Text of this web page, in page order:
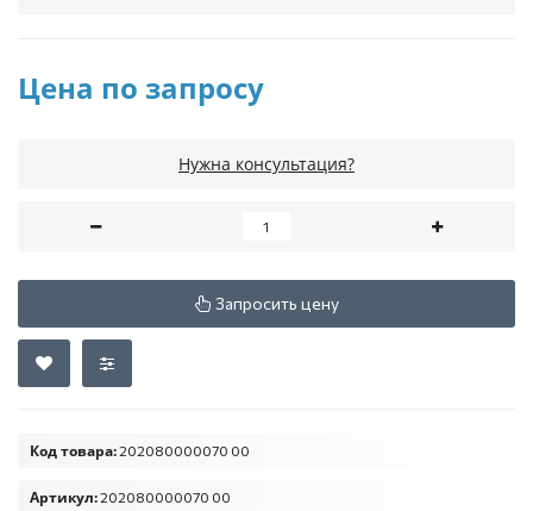
Цена по запросу
Нужна консультация?
Запросить цену
Код товара:202080000070 00
Артикул:202080000070 00